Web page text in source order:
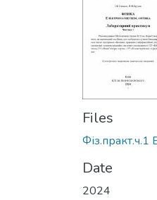
Files
Date
2024